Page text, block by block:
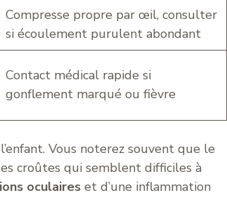
Compresse propre par œil, consulter
si écoulement purulent abondant
Contact médical rapide si
gonflement marqué ou fièvre
Vous noterez souvent que le
croûtes qui semblent difficiles à
oculaireset d’une inflammation